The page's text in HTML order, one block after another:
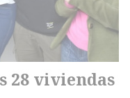
28 viviendas